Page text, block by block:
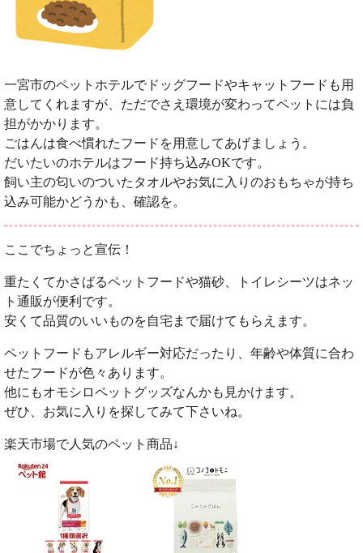
一宮市のペットホテルでドッグフードやキャットフードも用
意してくれますが、ただでさえ環境が変わってペットには負
担がかかります。
ごはんは食べ慣れたフードを用意してあげましょう。
だいたいのホテルはフード持ち込みOKです。
飼い主の匂いのついたタオルやお気に入りのおもちゃが持ち
込み可能かどうかも、確認を。
ここでちょっと宣伝！
重たくてかさばるペットフードや猫砂、トイレシーツはネッ
ト通販が便利です。
安くて品質のいいものを自宅まで届けてもらえます。
ペットフードもアレルギー対応だったり、年齢や体質に合わ
せたフードが色々あります。
他にもオモシロペットグッズなんかも見かけます。
ぜひ、お気に入りを探してみて下さいね。
楽天市場で人気のペット商品↓